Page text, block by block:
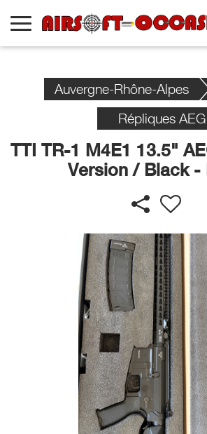
Auvergne-Rhône-Alpes
Répliques AEG
TTI TR-1 M4E1 13.5"
Version / Black -